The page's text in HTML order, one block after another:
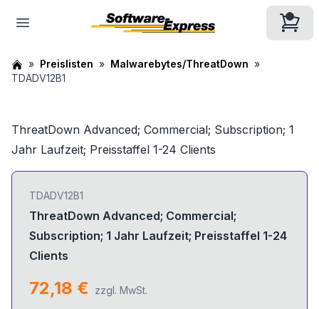
Preislisten
Malwarebytes/ThreatDown
TDADV12B1
ThreatDown Advanced; Commercial; Subscription; 1
Jahr Laufzeit; Preisstaffel 1-24 Clients
TDADV12B1
ThreatDown Advanced; Commercial;
Subscription; 1 Jahr Laufzeit; Preisstaffel 1-24
Clients
72,18 € zzgl. MwSt.